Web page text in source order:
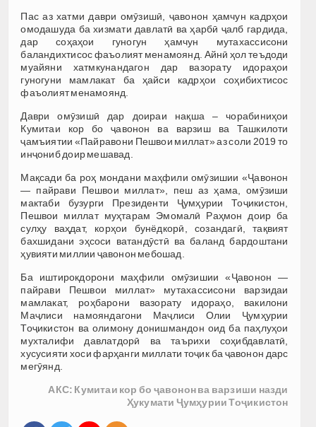
Пас аз хатми даври омӯзишӣ, ҷавонон ҳамчун кадрҳои
омодашуда ба хизмати давлатӣ ва ҳарбӣ ҷалб гардида,
дар соҳаҳои гуногун ҳамчун мутахассисони
баландихтисос фаъолият менамоянд. Айнӣ ҳол теъдоди
муайяни хатмкунандагон дар вазорату идораҳои
гуногуни мамлакат ба ҳайси кадрҳои соҳибихтисос
фаъолият менамоянд.
Даври омӯзишӣ дар доираи нақша – чорабиниҳои
Кумитаи кор бо ҷавонон ва варзиш ва Ташкилоти
ҷамъиятии «Пайравони Пешвои миллат» аз соли 2019 то
инҷониб доир мешавад.
Мақсади ба роҳ мондани маҳфили омӯзишии «Ҷавонон
— пайрави Пешвои миллат», пеш аз ҳама, омӯзиши
мактаби бузурги Президенти Ҷумҳурии Тоҷикистон,
Пешвои миллат муҳтарам Эмомалӣ Раҳмон доир ба
сулҳу ваҳдат, корҳои бунёдкорӣ, созандагӣ, тақвият
бахшидани эҳсоси ватандӯстӣ ва баланд бардоштани
ҳувияти миллии ҷавонон мебошад.
Ба иштирокдорони маҳфили омӯзишии «Ҷавонон —
пайрави Пешвои миллат» мутахассисони варзидаи
мамлакат, роҳбарони вазорату идораҳо, вакилони
Маҷлиси намояндагони Маҷлиси Олии Ҷумҳурии
Тоҷикистон ва олимону донишмандон оид ба паҳлуҳои
мухталифи давлатдорӣ ва таърихи соҳибдавлатӣ,
хусусияти хоси фарҳанги миллати тоҷик ба ҷавонон дарс
мегӯянд.
АКС: Кумитаи кор бо ҷавонон ва варзиши назди
Ҳукумати Ҷумҳурии Тоҷикистон